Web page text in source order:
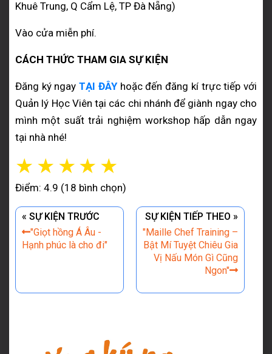
Khuê Trung, Q Cẩm Lệ, TP Đà Nẵng)
Vào cửa miễn phí.
CÁCH THỨC THAM GIA SỰ KIỆN
Đăng ký ngayTẠI ĐÂYhoặc đến đăng kí trực tiếp với
Quản lý Học Viên tại các chi nhánh để giành ngay cho
mình một suất trải nghiệm workshop hấp dẫn ngay
tại nhà nhé!
☆
☆
☆
☆
☆
Điểm: 4.9 (18 bình chọn)
« SỰ KIỆN TRƯỚC
"Giọt hồng Á Âu -
Hạnh phúc là cho đi"
SỰ KIỆN TIẾP THEO »
"Maille Chef Training –
Bật Mí Tuyệt Chiêu Gia
Vị Nấu Món Gì Cũng
Ngon"